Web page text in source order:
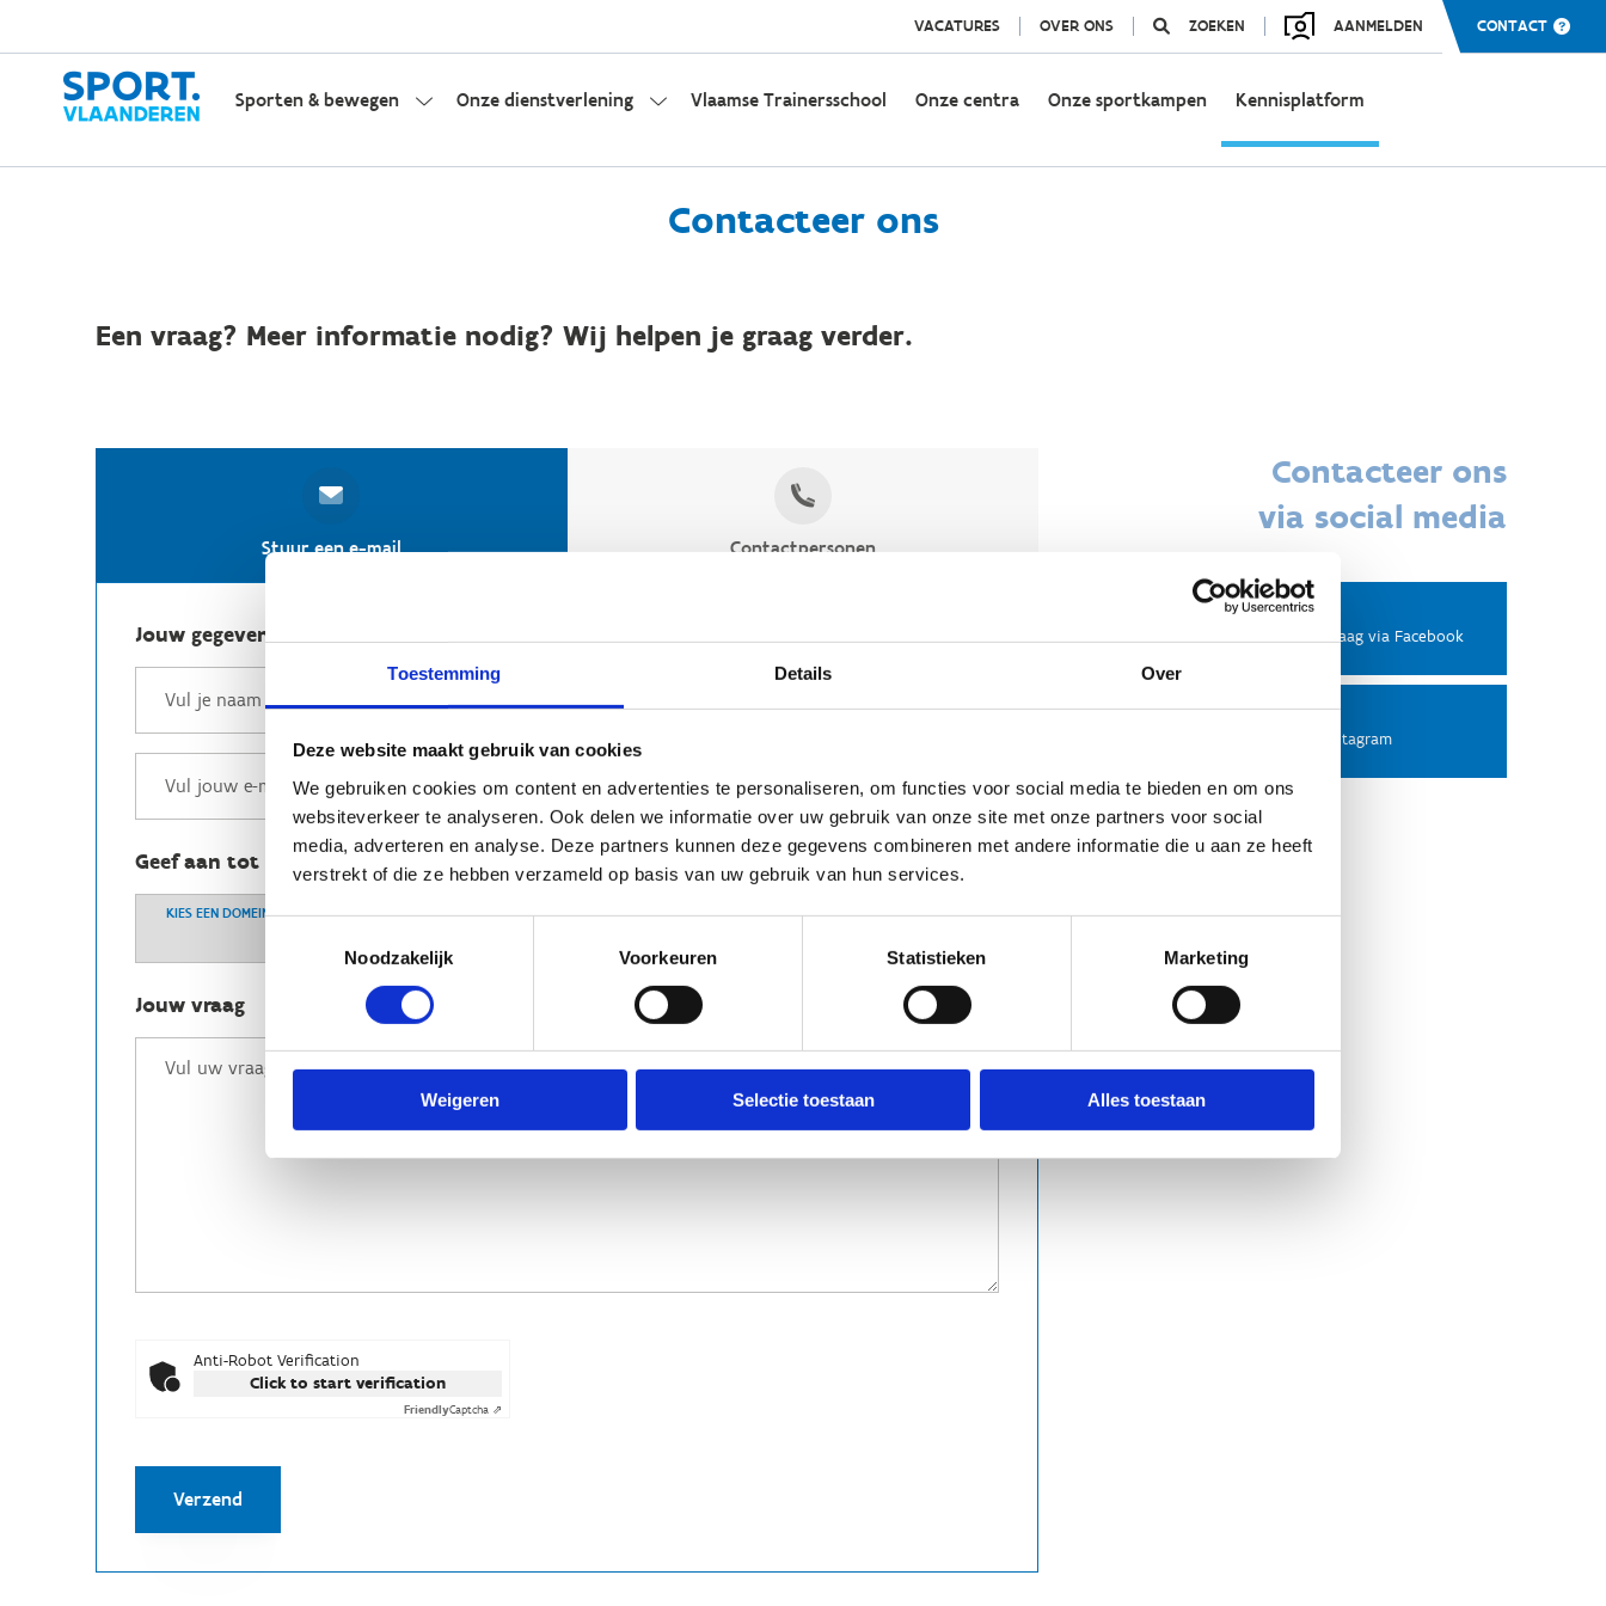
Toestemming Details Over
Deze website maakt gebruik van cookies
We gebruiken cookies om content en advertenties te personaliseren, om functies voor social media te bieden en om ons
websiteverkeer te analyseren. Ook delen we informatie over uw gebruik van onze site met onze partners voor social
media, adverteren en analyse. Deze partners kunnen deze gegevens combineren met andere informatie die u aan ze heeft
verstrekt of die ze hebben verzameld op basis van uw gebruik van hun services.
Noodzakelijk
Voorkeuren Statistieken Marketing
Weigeren Selectie toestaan Alles toestaan
VACATURES OVER ONS ZOEKEN AANMELDEN CONTACT
Sporten & bewegen Onze dienstverlening Vlaamse Trainersschool Onze centra Onze sportkampen Kennisplatform
Contacteer ons
Een vraag? Meer informatie nodig? Wij helpen je graag verder.
Stuur een e-mail Contactpersonen
Jouw gegevens
Geef aan tot welk domein jouw vraag behoort
KIES EEN DOMEIN
Jouw vraag
Anti-Robot Verification
Click to start verification
FriendlyCaptcha ⇗
Verzend
Contacteer ons
via social media
Facebook
Stel ons een vraag via Facebook
Instagram
Volg ons op Instagram